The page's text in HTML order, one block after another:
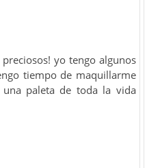
yo tengo algunos
tiempo de maquillarme
paleta de toda la vida